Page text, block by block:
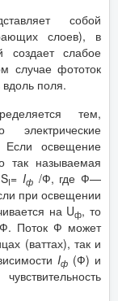
собой
слоев), в
создает слабое
случае фототок
поля.
тем,
Если освещение
так называемая
I= Iф/Ф, где Ф—
при освещении
на Uф, то
Поток Ф может
(ваттах), так и
Iф (Ф) и